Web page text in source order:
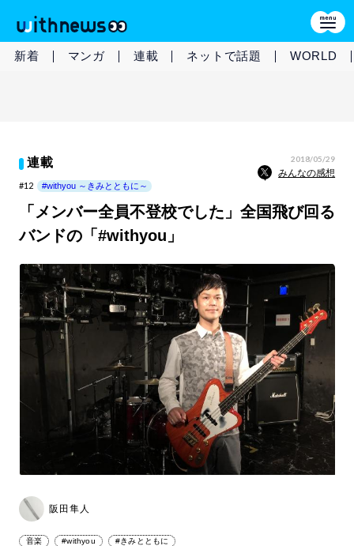
新着 マンガ 連載 ネットで話題 WORLD
連載 2018/05/29
みんなの感想
#12 #withyou ～きみとともに～
「メンバー全員不登校でした」全国飛び回る
バンドの「#withyou」
阪田隼人
音楽 #withyou #きみとともに